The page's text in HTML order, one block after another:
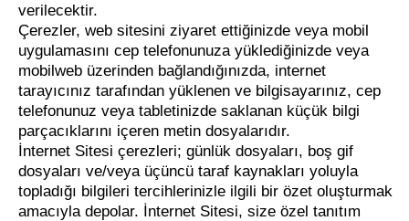
verilecektir.
Çerezler, web sitesini ziyaret ettiğinizde veya mobil
uygulamasını cep telefonunuza yüklediğinizde veya
mobilweb üzerinden bağlandığınızda, internet
tarayıcınız tarafından yüklenen ve bilgisayarınız, cep
telefonunuz veya tabletinizde saklanan küçük bilgi
parçacıklarını içeren metin dosyalarıdır.
İnternet Sitesi çerezleri; günlük dosyaları, boş gif
dosyaları ve/veya üçüncü taraf kaynakları yoluyla
topladığı bilgileri tercihlerinizle ilgili bir özet oluşturmak
amacıyla depolar. İnternet Sitesi, size özel tanıtım